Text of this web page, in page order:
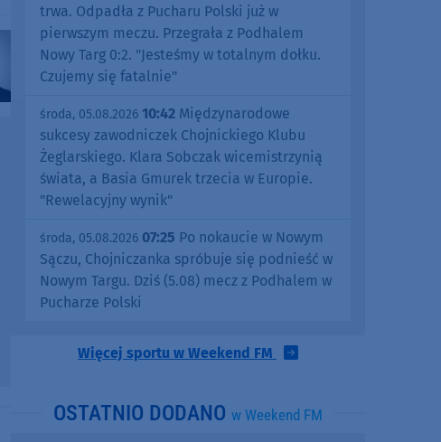
trwa. Odpadła z Pucharu Polski już w
pierwszym meczu. Przegrała z Podhalem
Nowy Targ 0:2. "Jesteśmy w totalnym dołku.
Czujemy się fatalnie"
środa, 05.08.2026 10:42 Międzynarodowe
sukcesy zawodniczek Chojnickiego Klubu
Żeglarskiego. Klara Sobczak wicemistrzynią
świata, a Basia Gmurek trzecia w Europie.
"Rewelacyjny wynik"
środa, 05.08.2026 07:25 Po nokaucie w Nowym
Sączu, Chojniczanka spróbuje się podnieść w
Nowym Targu. Dziś (5.08) mecz z Podhalem w
Pucharze Polski
Więcej sportu w Weekend FM
OSTATNIO DODANO w Weekend FM